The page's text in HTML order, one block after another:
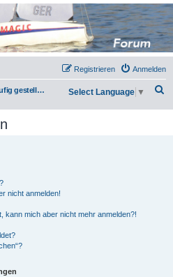
Anmelden
Registrieren
Häufig gestellte Fragen Select Language ▼
nicht anmelden!
kann mich aber nicht mehr anmelden?!